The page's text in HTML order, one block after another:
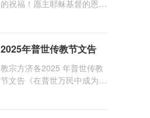
的祝福！愿主耶稣基督的恩
们，愿临在的救主基督安慰你
们，并圣化你们的生活，作为
祝贺祂诞辰的珍贵礼品。
2025年普世传教节文告
教宗方济各2025 年普世传教
节文告《在普世万民中成为怀